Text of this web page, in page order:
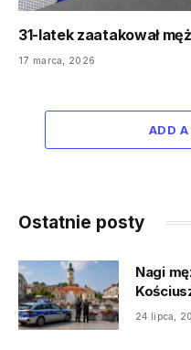
31-latek zaatakował
17 marca, 2026
ADD
Ostatnie posty
Nagi
24 lipca,